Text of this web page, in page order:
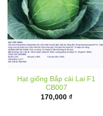
Hạt giống Bắp cải Lai F1
CB007
170,000 ₫